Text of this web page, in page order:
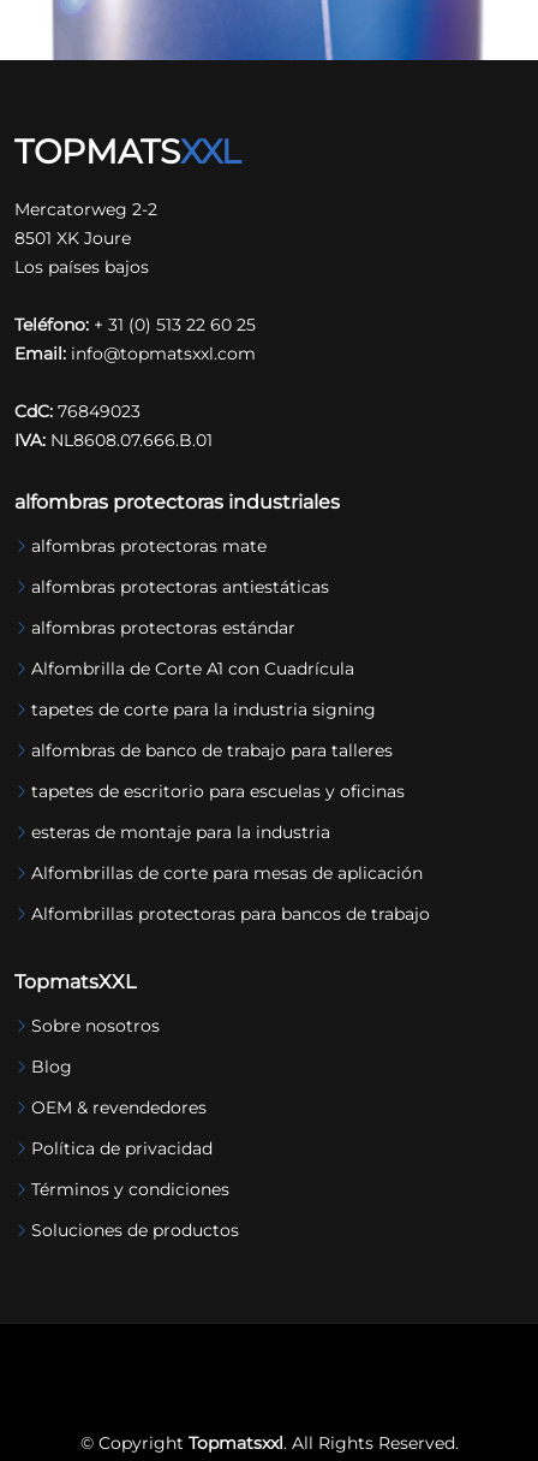
TOPMATSXXL
Mercatorweg 2-2
8501 XK Joure
Los países bajos
Teléfono: + 31 (0) 513 22 60 25
Email: info@topmatsxxl.com
CdC: 76849023
IVA: NL8608.07.666.B.01
alfombras protectoras industriales
alfombras protectoras mate
alfombras protectoras antiestáticas
alfombras protectoras estándar
Alfombrilla de Corte A1 con Cuadrícula
tapetes de corte para la industria signing
alfombras de banco de trabajo para talleres
tapetes de escritorio para escuelas y oficinas
esteras de montaje para la industria
Alfombrillas de corte para mesas de aplicación
Alfombrillas protectoras para bancos de trabajo
TopmatsXXL
Sobre nosotros
Blog
OEM & revendedores
Política de privacidad
Términos y condiciones
Soluciones de productos
© Copyright Topmatsxxl. All Rights Reserved.